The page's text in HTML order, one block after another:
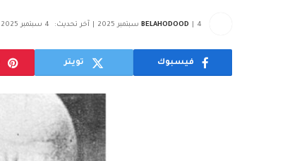
BELAHODOOD 4 سبتمبر 2025 آخر تحديث: 4 سبتمبر 2025
فيسبوك تويتر